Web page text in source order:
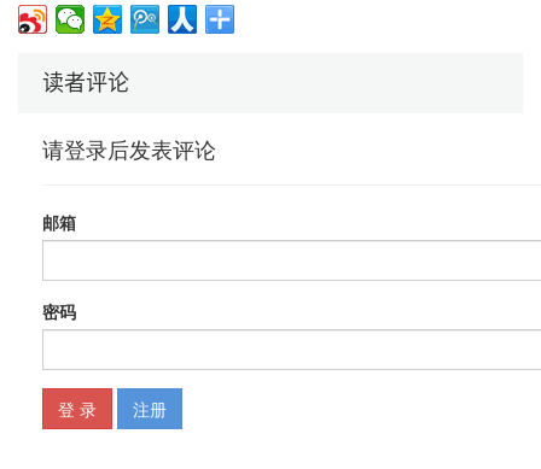
读者评论